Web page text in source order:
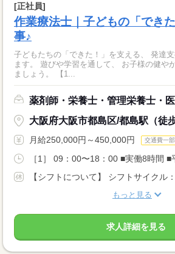
[正社員]
作業療法士｜子どもの「でき
事♪
子どもたちの「できた！」を支える、 発達
ます。 遊びや学習を通して、 お子様の健や
ましょう。 【1...
薬剤師・栄養士・管理栄養士・
大阪府大阪市都島区/都島駅（徒
月給250,000円～450,000円 交通費一
［1］ 09：00〜18：00 ■実働8時間 ■
【シフトについて】 シフトサイクル
もっと見る
求人詳細を見る